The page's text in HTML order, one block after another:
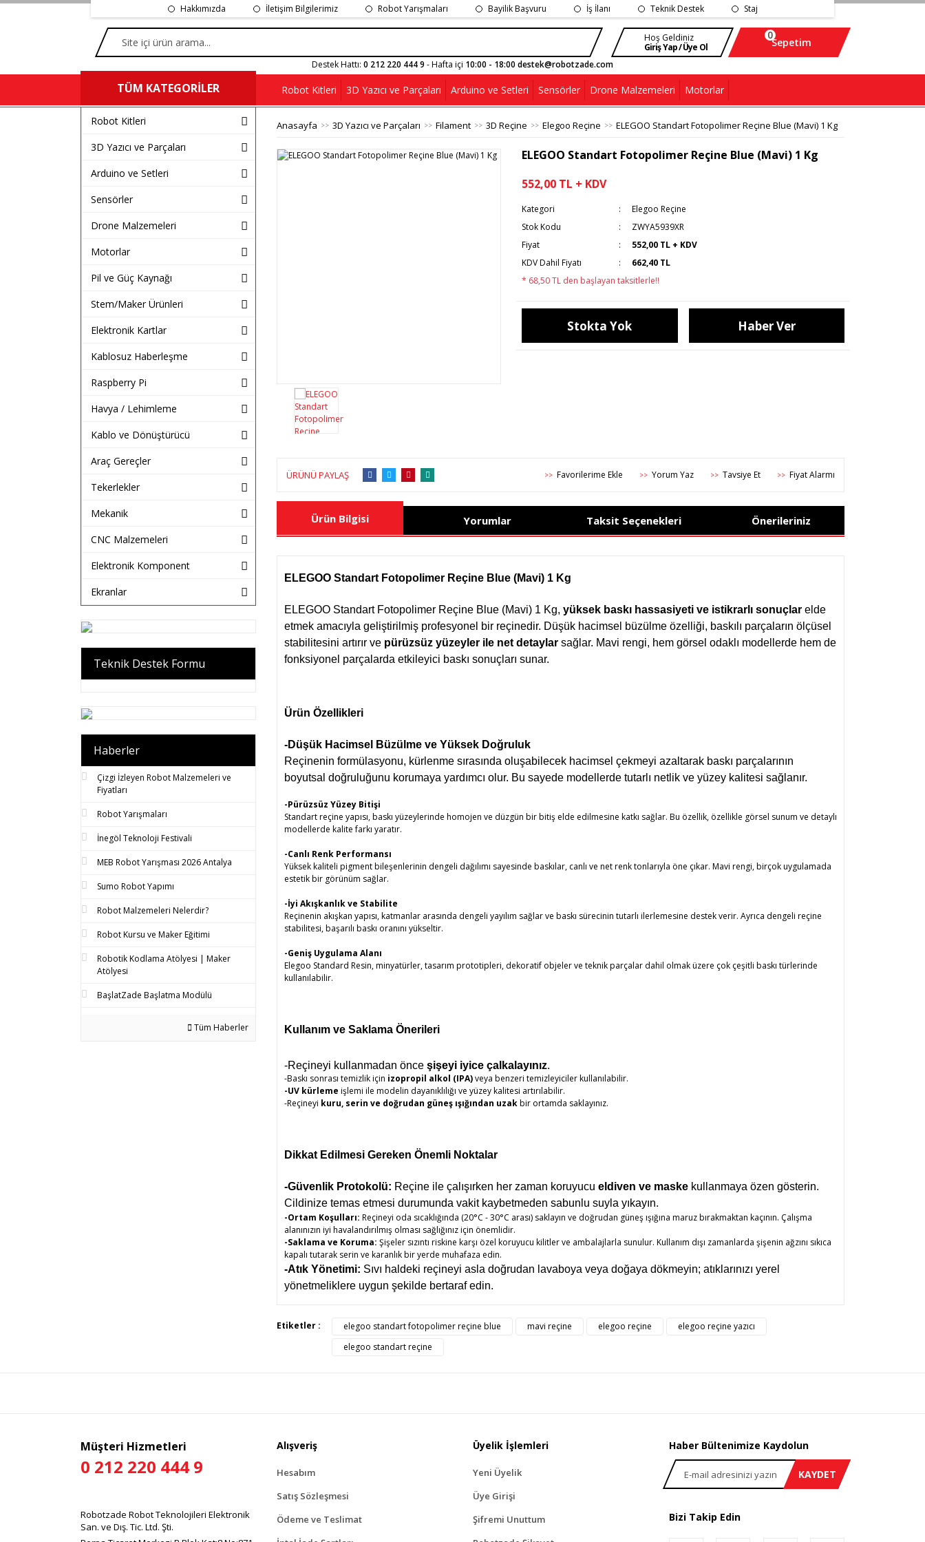
Hakkımızda İletişim Bilgilerimiz Robot Yarışmaları Bayilik Başvuru İş İlanı Teknik Destek Staj
Hoş Geldiniz
Giriş Yap / Üye Ol
Sepetim
0
Destek Hattı: 0 212 220 444 9 - Hafta içi 10:00 - 18:00 destek@robotzade.com
TÜM KATEGORİLER Robot Kitleri 3D Yazıcı ve Parçaları Arduino ve Setleri Sensörler Drone Malzemeleri Motorlar
Robot Kitleri
3D Yazıcı ve Parçaları
Arduino ve Setleri
Sensörler
Drone Malzemeleri
Motorlar
Pil ve Güç Kaynağı
Stem/Maker Ürünleri
Elektronik Kartlar
Kablosuz Haberleşme
Raspberry Pi
Havya / Lehimleme
Kablo ve Dönüştürücü
Araç Gereçler
Tekerlekler
Mekanik
CNC Malzemeleri
Elektronik Komponent
Ekranlar
Teknik Destek Formu
Haberler
Çizgi İzleyen Robot Malzemeleri ve
Fiyatları
Robot Yarışmaları
İnegöl Teknoloji Festivali
MEB Robot Yarışması 2026 Antalya
Sumo Robot Yapımı
Robot Malzemeleri Nelerdir?
Robot Kursu ve Maker Eğitimi
Robotik Kodlama Atölyesi | Maker
Atölyesi
BaşlatZade Başlatma Modülü
Tüm Haberler
Anasayfa 3D Yazıcı ve Parçaları Filament 3D Reçine Elegoo Reçine ELEGOO Standart Fotopolimer Reçine Blue (Mavi) 1 Kg
ELEGOO Standart Fotopolimer Reçine Blue (Mavi) 1 Kg
552,00 TL + KDV
Kategori
Elegoo Reçine
Stok Kodu
ZWYA5939XR
Fiyat
552,00 TL + KDV
KDV Dahil Fiyatı
662,40 TL
* 68,50 TL den başlayan taksitlerle!!
Stokta Yok Haber Ver
ÜRÜNÜ PAYLAŞ >> >> Yorum Yaz >> Tavsiye Et >> Fiyat Alarmı
Ürün Bilgisi Yorumlar Taksit Seçenekleri Önerileriniz
ELEGOO Standart Fotopolimer Reçine Blue (Mavi) 1 Kg
ELEGOO Standart Fotopolimer Reçine Blue (Mavi) 1 Kg, yüksek baskı hassasiyeti ve istikrarlı sonuçlar elde
etmek amacıyla geliştirilmiş profesyonel bir reçinedir. Düşük hacimsel büzülme özelliği, baskılı parçaların ölçüsel
stabilitesini artırır ve pürüzsüz yüzeyler ile net detaylar sağlar. Mavi rengi, hem görsel odaklı modellerde hem de
fonksiyonel parçalarda etkileyici baskı sonuçları sunar.
Ürün Özellikleri
-Düşük Hacimsel Büzülme ve Yüksek Doğruluk
Reçinenin formülasyonu, kürlenme sırasında oluşabilecek hacimsel çekmeyi azaltarak baskı parçalarının
boyutsal doğruluğunu korumaya yardımcı olur. Bu sayede modellerde tutarlı netlik ve yüzey kalitesi sağlanır.
-Pürüzsüz Yüzey Bitişi
Standart reçine yapısı, baskı yüzeylerinde homojen ve düzgün bir bitiş elde edilmesine katkı sağlar. Bu özellik, özellikle görsel sunum ve detaylı
modellerde kalite farkı yaratır.
-Canlı Renk Performansı
Yüksek kaliteli pigment bileşenlerinin dengeli dağılımı sayesinde baskılar, canlı ve net renk tonlarıyla öne çıkar. Mavi rengi, birçok uygulamada
estetik bir görünüm sağlar.
-İyi Akışkanlık ve Stabilite
Reçinenin akışkan yapısı, katmanlar arasında dengeli yayılım sağlar ve baskı sürecinin tutarlı ilerlemesine destek verir. Ayrıca dengeli reçine
stabilitesi, başarılı baskı oranını yükseltir.
-Geniş Uygulama Alanı
Elegoo Standard Resin, minyatürler, tasarım prototipleri, dekoratif objeler ve teknik parçalar dahil olmak üzere çok çeşitli baskı türlerinde
kullanılabilir.
Kullanım ve Saklama Önerileri
-Reçineyi kullanmadan önce şişeyi iyice çalkalayınız.
-Baskı sonrası temizlik için izopropil alkol (IPA)veya benzeri temizleyiciler kullanılabilir.
-UV kürleme işlemi ile modelin dayanıklılığı ve yüzey kalitesi artırılabilir.
-Reçineyi kuru, serin ve doğrudan güneş ışığından uzakbir ortamda saklayınız.
Dikkat Edilmesi Gereken Önemli Noktalar
-Güvenlik Protokolü: Reçine ile çalışırken her zaman koruyucu eldiven ve maske kullanmaya özen gösterin.
Cildinize temas etmesi durumunda vakit kaybetmeden sabunlu suyla yıkayın.
-Ortam Koşulları: Reçineyi oda sıcaklığında (20°C - 30°C arası) saklayın ve doğrudan güneş ışığına maruz bırakmaktan kaçının. Çalışma
alanınızın iyi havalandırılmış olması sağlığınız için önemlidir.
-Saklama ve Koruma: Şişeler sızıntı riskine karşı özel koruyucu kilitler ve ambalajlarla sunulur. Kullanım dışı zamanlarda şişenin ağzını sıkıca
kapalı tutarak serin ve karanlık bir yerde muhafaza edin.
-Atık Yönetimi: Sıvı haldeki reçineyi asla doğrudan lavaboya veya doğaya dökmeyin; atıklarınızı yerel
yönetmeliklere uygun şekilde bertaraf edin.
Bu ürünün fiyat bilgisi, resim, ürün açıklamalarında ve diğer konularda yetersiz gördüğünüz noktaları öneri formunu kullanarak
Görüş ve önerileriniz için teşekkür ederiz.
Ürün fiyatı diğer sitelerden daha pahalı.
Etiketler : elegoo standart fotopolimer reçine blue mavi reçine elegoo reçine
elegoo reçine yazıcı
elegoo standart reçine
Müşteri Hizmetleri
0 212 220 444 9
Robotzade Robot Teknolojileri Elektronik
San. ve Dış. Tic. Ltd. Şti.
Alışveriş
Hesabım
Satış Sözleşmesi
Ödeme ve Teslimat
Üyelik İşlemleri
Yeni Üyelik
Üye Girişi
Şifremi Unuttum
Haber Bültenimize Kaydolun
KAYDET
Bizi Takip Edin